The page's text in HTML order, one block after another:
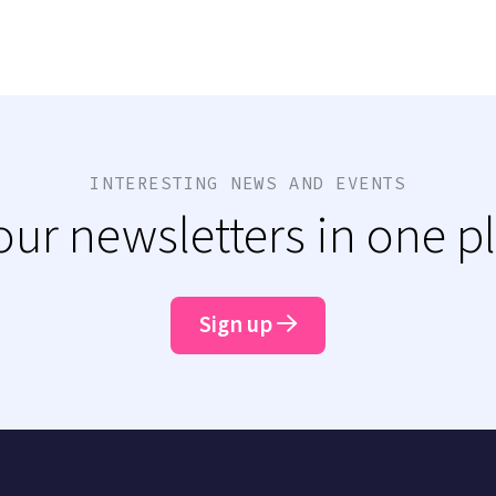
INTERESTING NEWS AND EVENTS
newsletters in one
Sign up